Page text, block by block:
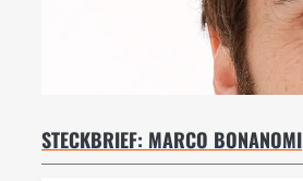
STECKBRIEF: MARCO BONANOMI